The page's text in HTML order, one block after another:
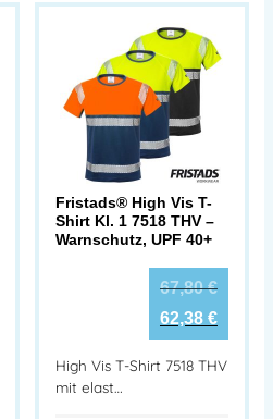
Fristads® High Vis T-
Shirt Kl. 1 7518 THV –
Warnschutz, UPF 40+
67,80€
62,38 €
High Vis T-Shirt 7518 THV
mit elast…